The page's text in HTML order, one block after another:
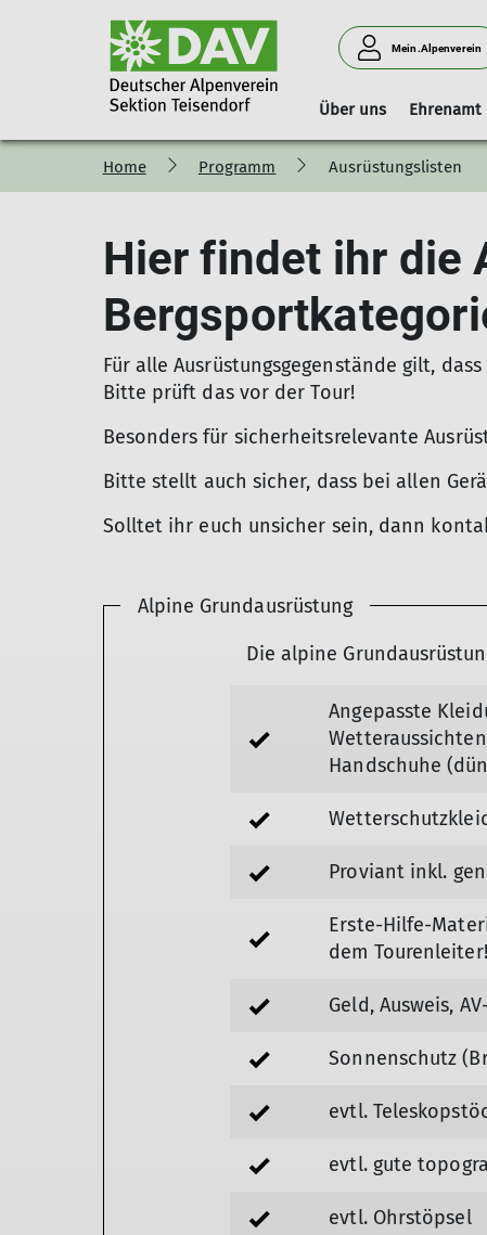
Mein.Alpenverein
Über uns
Vorstand Geschäftsstelle Mitgliedschaft
Ehrenamt
Vorstandschaft
Hinweise
Boulderhalle Teisendorf
Kilterboard
Home Programm Ausrüstungslisten
Hier findet ihr die
Für alle Ausrüstungsgegenstände gilt,
Bitte prüft das vor der Tour!
Besonders für sicherheitsrelevante
Bitte stellt auch sicher, dass bei allen
Solltet ihr euch unsicher sein, dann
Alpine Grundausrüstung
Die alpine
Angepasste
Handschuhe
Proviant inkl.
Erste-Hilfe-
dem
Geld, Ausweis,
Sonnenschutz
evtl.
evtl. gute
evtl. Ohrstöpsel